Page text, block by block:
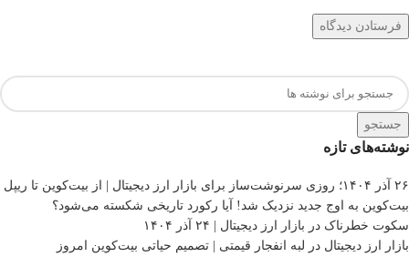
جستجو
نوشته‌های تازه
۲۶ آذر ۱۴۰۴؛ روزی سرنوشت‌ساز برای بازار ارز دیجیتال | از بیت‌کوین تا ریپل
بیت‌کوین به اوج جدید نزدیک شد! آیا رکورد تاریخی شکسته می‌شود؟
سکوت خطرناک در بازار ارز دیجیتال | ۲۴ آذر ۱۴۰۴
بازار ارز دیجیتال در لبه انفجار قیمتی | تصمیم حیاتی بیت‌کوین امروز